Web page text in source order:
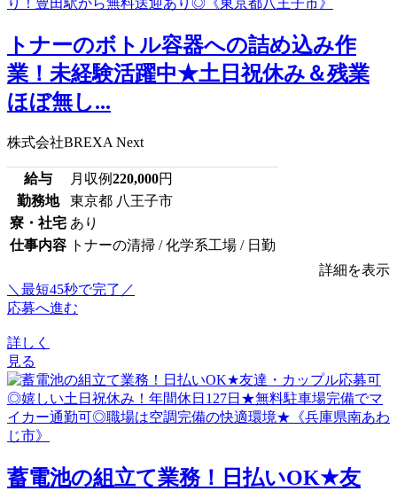
トナーのボトル容器への詰め込み作
業！未経験活躍中★土日祝休み＆残業
ほぼ無し...
株式会社BREXA Next
給与 月収例220,000円
勤務地
東京都 八王子市
寮・社宅 あり
仕事内容 トナーの清掃 / 化学系工場 / 日勤
詳細を表示
＼最短45秒で完了／
応募へ進む
詳しく
見る
蓄電池の組立て業務！日払いOK★友